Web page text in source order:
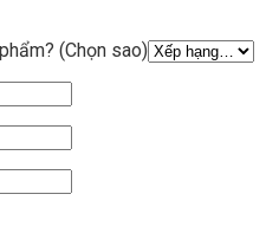
(Chọn sao)